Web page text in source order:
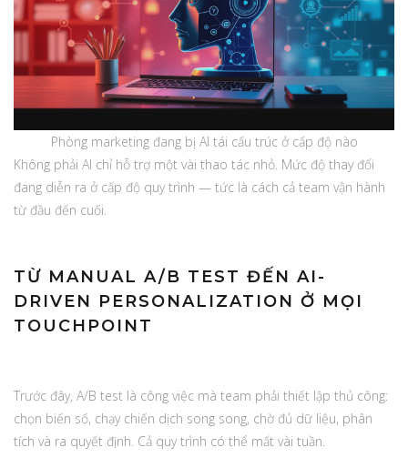
Phòng marketing đang bị AI tái cấu trúc ở cấp độ nào
Không phải AI chỉ hỗ trợ một vài thao tác nhỏ. Mức độ thay đổi
đang diễn ra ở cấp độ quy trình — tức là cách cả team vận hành
từ đầu đến cuối.
TỪ MANUAL A/B TEST ĐẾN AI-
DRIVEN PERSONALIZATION Ở MỌI
TOUCHPOINT
Trước đây, A/B test là công việc mà team phải thiết lập thủ công:
chọn biến số, chạy chiến dịch song song, chờ đủ dữ liệu, phân
tích và ra quyết định. Cả quy trình có thể mất vài tuần.